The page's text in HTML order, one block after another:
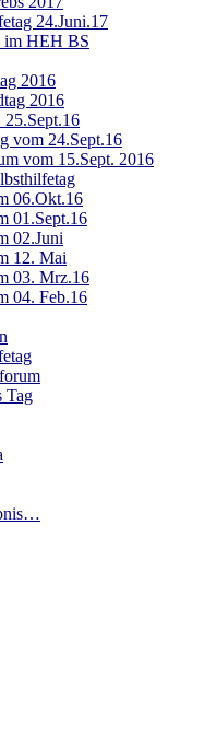
24.Juni.17
im HEH BS
2016
2016
25.Sept.16
vom 24.Sept.16
vom 15.Sept. 2016
06.Okt.16
01.Sept.16
02.Juni
12. Mai
03. Mrz.16
04. Feb.16
Tag